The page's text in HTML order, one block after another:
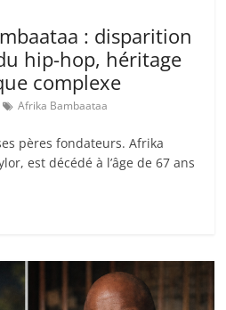
: disparition
hip-hop, héritage
complexe
Afrika Bambaataa
pères fondateurs. Afrika
est décédé à l’âge de 67 ans